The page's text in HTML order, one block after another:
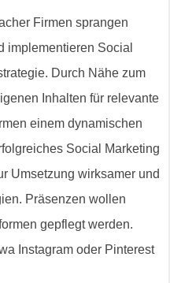
Firmen sprangen
implementieren Social
Durch Nähe zum
Inhalten für relevante
einem dynamischen
Social Marketing
Umsetzung wirksamer und
Präsenzen wollen
gepflegt werden.
Instagram oder Pinterest